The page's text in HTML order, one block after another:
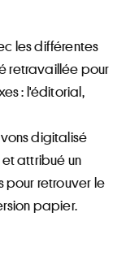
les différentes
retravaillée pour
: l'éditorial,
digitalisé
attribué un
pour retrouver le
papier.